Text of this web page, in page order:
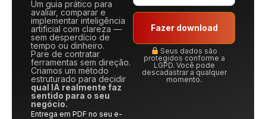
Um guia prático para
avaliar, comparar e
implementar inteligência
artificial com clareza —
sem desperdício de
tempo ou dinheiro.
Pare de contratar
ferramentas sem direção.
Criamos um método
estruturado para decidir
qual IA realmente faz
sentido para o seu
negócio.
Entrega em PDF no seu e-
Fazer download
Seus dados são
protegidos conforme a
LGPD. Você pode
descadastrar a qualquer
momento.